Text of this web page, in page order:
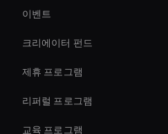
Holographic Virtual Assistant
Autonomous Ai Avatar
이벤트
크리에이터 펀드
제휴 프로그램
리퍼럴 프로그램
교육 프로그램